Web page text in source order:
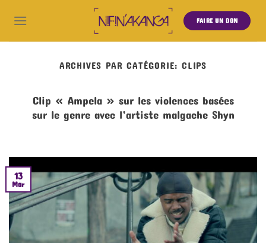
FAIRE UN DON
ARCHIVES PAR CATÉGORIE:CLIPS
Clip « Ampela » sur les violences basées
sur le genre avec l’artiste malgache Shyn
13
Mar